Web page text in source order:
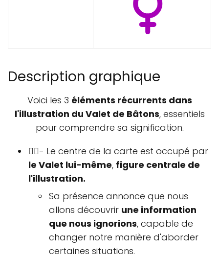
Description graphique
Voici les 3 éléments récurrents dans
l'illustration du Valet de Bâtons, essentiels
pour comprendre sa signification.
💂‍♂️- Le centre de la carte est occupé par
le Valet lui-même, figure centrale de
l'illustration.
Sa présence annonce que nous
allons découvrir une information
que nous ignorions, capable de
changer notre manière d'aborder
certaines situations.